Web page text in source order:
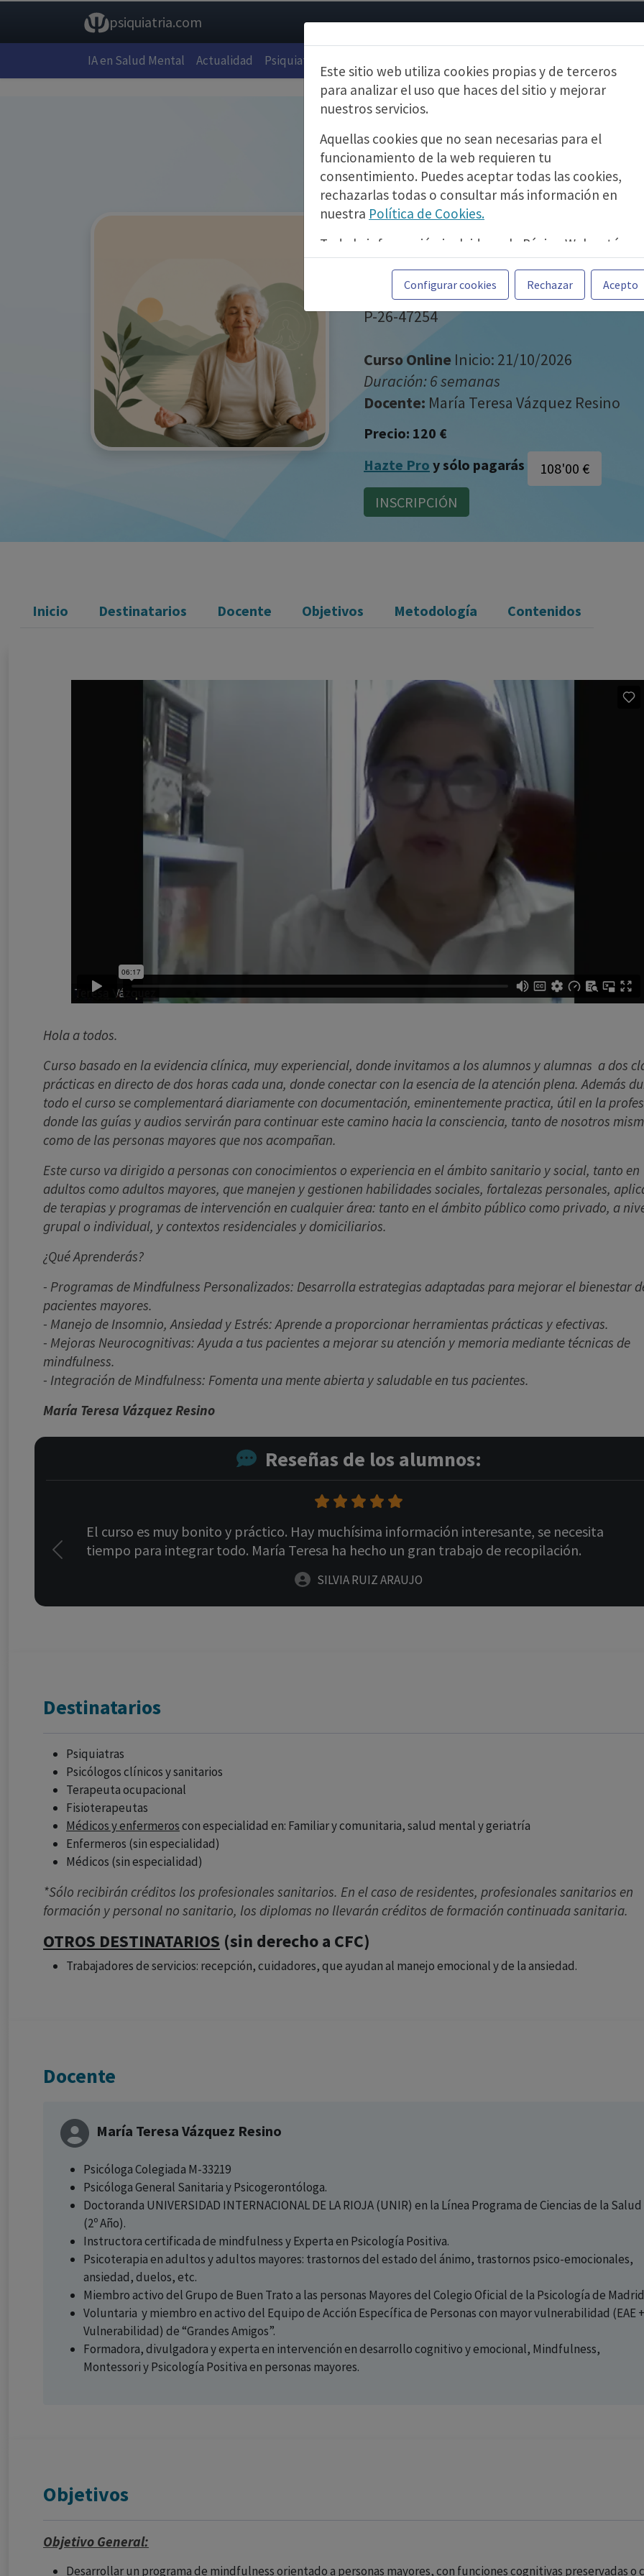
psiquiatria.com
IA en Salud Mental Actualidad Psiquiatría
Este sitio web utiliza cookies propias y de terceros
para analizar el uso que haces del sitio y mejorar
nuestros servicios.
Aquellas cookies que no sean necesarias para el
funcionamiento de la web requieren tu
consentimiento. Puedes aceptar todas las cookies,
rechazarlas todas o consultar más información en
nuestra Política de Cookies.
Toda la información incluida en la Página Web está
referida a productos del mercado español y, por
tanto, dirigida a profesionales sanitarios legalmente
facultados para prescribir o dispensar medicamentos
con ejercicio profesional. La información técnica de
informativo, siendo responsabilidad de los
profesionales facultados prescribir medicamentos y
decidir, en cada caso concreto, el tratamiento más
adecuado a las necesidades del paciente.
Configurar cookies Rechazar Acepto
CURSOS PSIQUIATRIA.COM
Terapia basada en
mayores. Aplicación de un
desarrollo de una atención
8,9 Créditos
P-26-47254
Curso Online Inicio: 21/10/2026
Duración: 6 semanas
Docente: María Teresa Vázquez Resino
Precio: 120 €
Hazte Pro y sólo pagarás
108'00 €
INSCRIPCIÓN
Inicio Destinatarios Docente Objetivos Metodología Contenidos
Hola a todos.
Curso basado en la evidencia clínica, muy experiencial, donde invitamos a los alumnos y alumnas a dos
prácticas en directo de dos horas cada una, donde conectar con la esencia de la atención plena. Además
todo el curso se complementará diariamente con documentación, eminentemente practica, útil en la
donde las guías y audios servirán para continuar este camino hacia la consciencia, tanto de nosotros
como de las personas mayores que nos acompañan.
Este curso va dirigido a personas con conocimientos o experiencia en el ámbito sanitario y social, tanto en
adultos como adultos mayores, que manejen y gestionen habilidades sociales, fortalezas personales,
de terapias y programas de intervención en cualquier área: tanto en el ámbito público como privado, a
grupal o individual, y contextos residenciales y domiciliarios.
¿Qué Aprenderás?
- Programas de Mindfulness Personalizados: Desarrolla estrategias adaptadas para mejorar el bienestar
pacientes mayores.
- Manejo de Insomnio, Ansiedad y Estrés: Aprende a proporcionar herramientas prácticas y efectivas.
- Mejoras Neurocognitivas: Ayuda a tus pacientes a mejorar su atención y memoria mediante técnicas de
mindfulness.
- Integración de Mindfulness: Fomenta una mente abierta y saludable en tus pacientes.
María Teresa Vázquez Resino
Reseñas de los alumnos:
El curso es muy bonito y práctico. Hay muchísima información interesante, se necesita
tiempo para integrar todo. María Teresa ha hecho un gran trabajo de recopilación.
SILVIA RUIZ ARAUJO
Previous
Destinatarios
Psiquiatras
Psicólogos clínicos y sanitarios
Terapeuta ocupacional
Fisioterapeutas
Médicos y enfermeroscon especialidad en: Familiar y comunitaria, salud mental y geriatría
Enfermeros (sin especialidad)
Médicos (sin especialidad)
*Sólo recibirán créditos los profesionales sanitarios. En el caso de residentes, profesionales sanitarios en
formación y personal no sanitario, los diplomas no llevarán créditos de formación continuada sanitaria.
OTROS DESTINATARIOS (sin derecho a CFC)
Trabajadores de servicios: recepción, cuidadores, que ayudan al manejo emocional y de la ansiedad.
Docente
María Teresa Vázquez Resino
Psicóloga Colegiada M-33219
Psicóloga General Sanitaria y Psicogerontóloga.
Doctoranda UNIVERSIDAD INTERNACIONAL DE LA RIOJA (UNIR) en la Línea Programa de Ciencias de la Salud
(2º Año).
Instructora certificada de mindfulness y Experta en Psicología Positiva.
Psicoterapia en adultos y adultos mayores: trastornos del estado del ánimo, trastornos psico-emocionales,
ansiedad, duelos, etc.
Miembro activo del Grupo de Buen Trato a las personas Mayores del Colegio Oficial de la Psicología de
Voluntaria y miembro en activo del Equipo de Acción Específica de Personas con mayor vulnerabilidad (EAE +
Vulnerabilidad) de “Grandes Amigos”.
Formadora, divulgadora y experta en intervención en desarrollo cognitivo y emocional, Mindfulness,
Montessori y Psicología Positiva en personas mayores.
Objetivos
Objetivo General:
Desarrollar un programa de mindfulness orientado a personas mayores, con funciones cognitivas preservadas o